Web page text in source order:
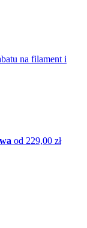
na filament i
od 229,00 zł